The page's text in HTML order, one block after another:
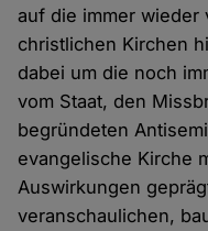
auf die immer wieder
christlichen Kirchen
dabei um die noch
vom Staat, den
begründeten
evangelische Kirche
Auswirkungen
veranschaulichen,